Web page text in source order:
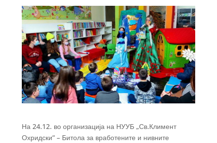
На 24.12. во организација на НУУБ „Св.Климент
Охридски“ – Битола за вработените и нивните